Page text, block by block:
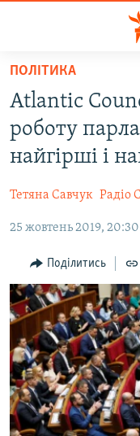
Перейти
основного
матеріалу
Перейти
до
основної
Перейти
пошуку
НОВИНИ
ВОДА.КРИМ
ВІДЕО ТА ФОТО
БЛОГИ
ПОГЛЯД
ІНТЕРВ'Ю
ВСЕ ЗА ДЕНЬ
СПЕЦПРОЕКТИ
ДЕПОРТАЦІЯ
ВІДЕОУРОКИ «ELIFBE»
СВІДЧЕННЯ ОКУПАЦІЇ
ЯК ОБІЙТИ
Русский
Qırımtatar
ПОЛІТИКА
Atlantic
роботу
найгірші і
Тетяна Савчук Радіо
25 жовтень 2019, 20:30
Поділитись